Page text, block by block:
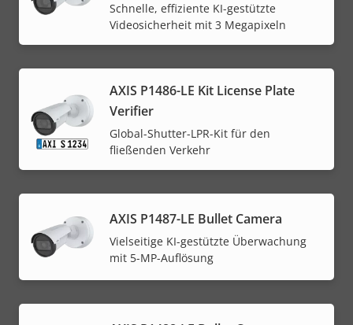
Schnelle, effiziente KI-gestützte
Videosicherheit mit 3 Megapixeln
AXIS P1486-LE Kit License Plate
Verifier
Global-Shutter-LPR-Kit für den
fließenden Verkehr
AXIS P1487-LE Bullet Camera
Vielseitige KI-gestützte Überwachung
mit 5-MP-Auflösung